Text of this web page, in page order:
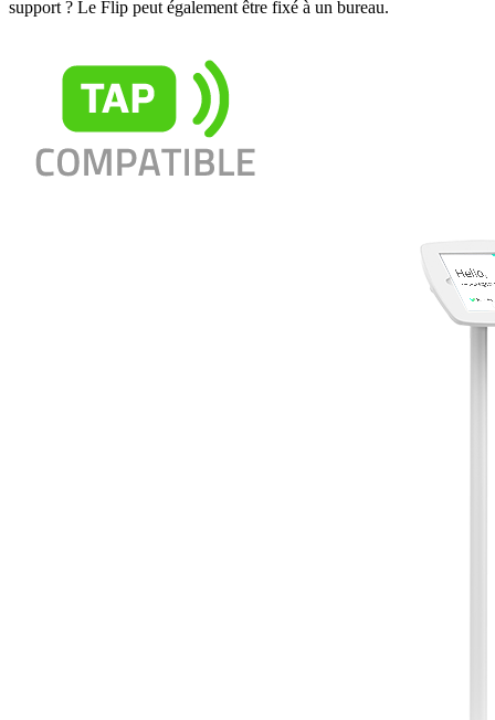
support ? Le Flip peut également être fixé à un bureau.